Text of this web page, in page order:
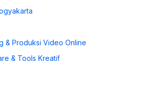
& Produksi Video Online
& Tools Kreatif